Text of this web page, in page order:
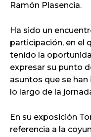
Ramón Plasencia.
Ha sido un
participación, en el
tenido la
expresar su punto
asuntos que se
lo largo de la
En su exposición
referencia a la